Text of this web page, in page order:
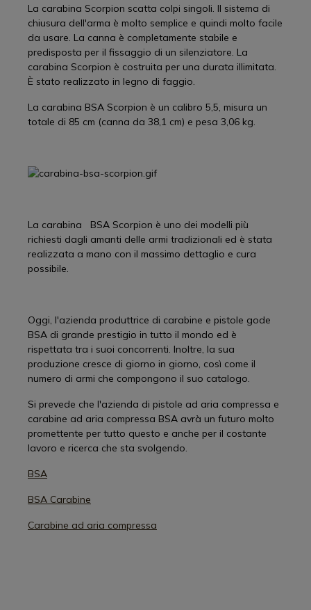
La carabina Scorpion scatta colpi singoli. Il sistema di
chiusura dell'arma è molto semplice e quindi molto facile
da usare. La canna è completamente stabile e
predisposta per il fissaggio di un silenziatore. La
carabina Scorpion è costruita per una durata illimitata.
È stato realizzato in legno di faggio.
La carabina BSA Scorpion è un calibro 5,5, misura un
totale di 85 cm (canna da 38,1 cm) e pesa 3,06 kg.
La carabina BSA Scorpion è uno dei modelli più
richiesti dagli amanti delle armi tradizionali ed è stata
realizzata a mano con il massimo dettaglio e cura
possibile.
Oggi, l'azienda produttrice di carabine e pistole gode
BSA di grande prestigio in tutto il mondo ed è
rispettata tra i suoi concorrenti. Inoltre, la sua
produzione cresce di giorno in giorno, così come il
numero di armi che compongono il suo catalogo.
Si prevede che l'azienda di pistole ad aria compressa e
carabine ad aria compressa BSA avrà un futuro molto
promettente per tutto questo e anche per il costante
lavoro e ricerca che sta svolgendo.
BSA
BSA Carabine
Carabine ad aria compressa